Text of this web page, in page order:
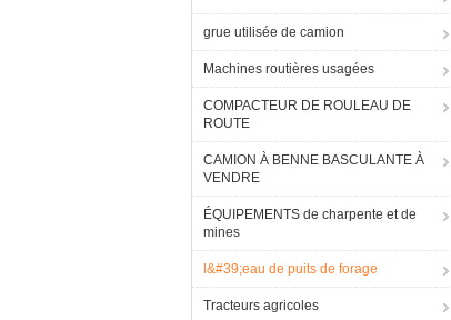
grue utilisée de camion
Machines routières usagées
COMPACTEUR DE ROULEAU DE
ROUTE
CAMION À BENNE BASCULANTE À
VENDRE
ÉQUIPEMENTS de charpente et de
mines
l&#39;eau de puits de forage
Tracteurs agricoles